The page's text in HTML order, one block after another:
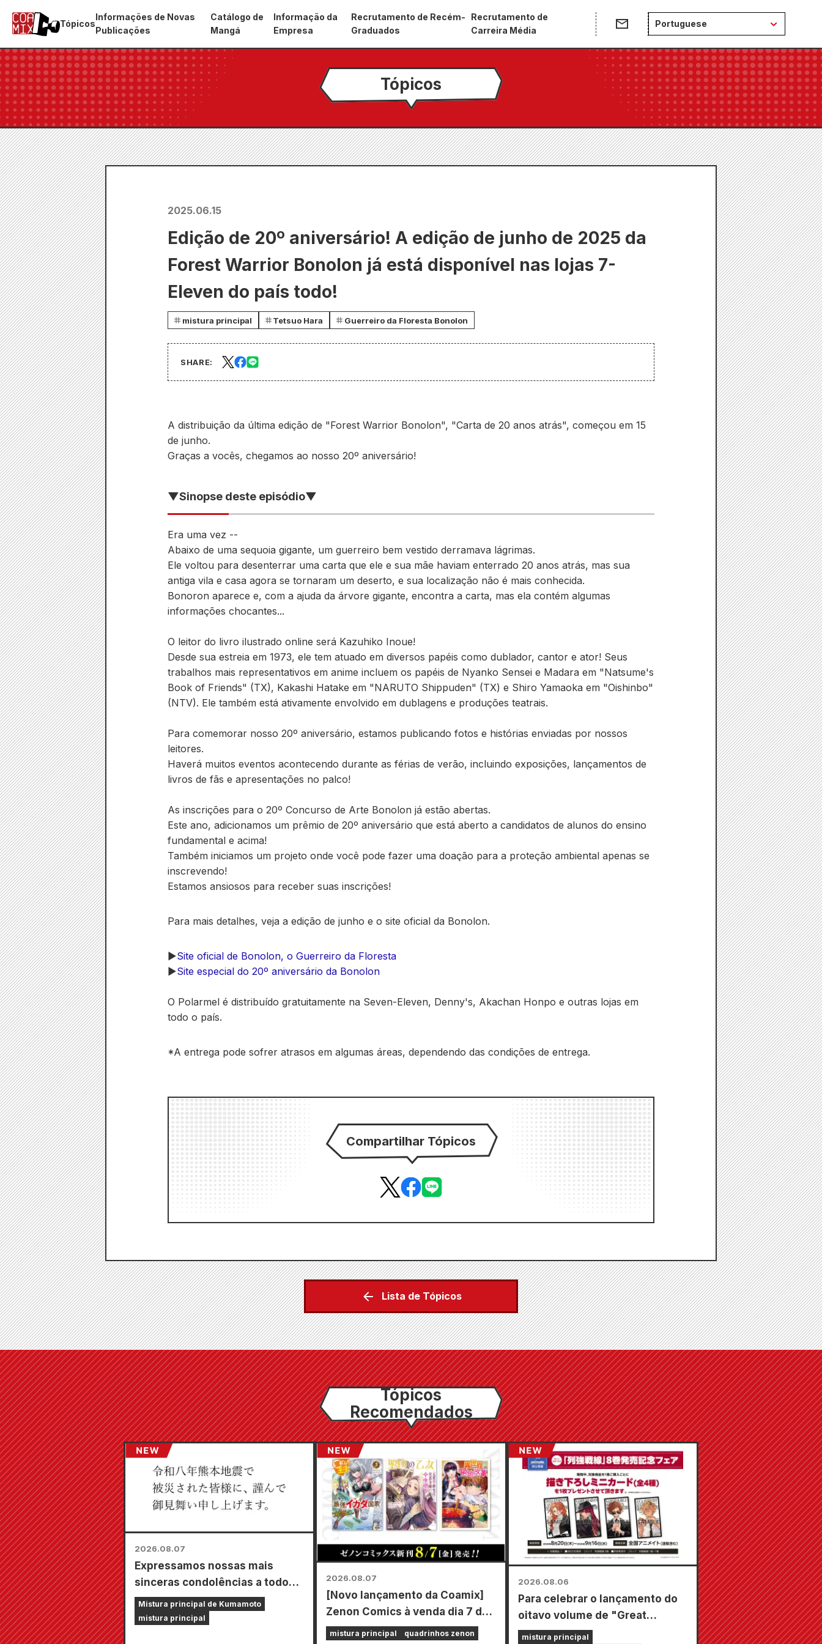
Tópicos
Informações de Novas
Publicações
Catálogo de
Mangá
Informação da
Empresa
Recrutamento de Recém-
Graduados
Recrutamento de
Carreira Média
Portuguese
Tópicos
2025.06.15
Edição de 20º aniversário! A edição de junho de 2025 da
Forest Warrior Bonolon já está disponível nas lojas 7-
Eleven do país todo!
mistura principal Tetsuo Hara Guerreiro da Floresta Bonolon
SHARE:
A distribuição da última edição de "Forest Warrior Bonolon", "Carta de 20 anos atrás", começou em 15
de junho.
Graças a vocês, chegamos ao nosso 20º aniversário!
▼Sinopse deste episódio▼
Era uma vez --
Abaixo de uma sequoia gigante, um guerreiro bem vestido derramava lágrimas.
Ele voltou para desenterrar uma carta que ele e sua mãe haviam enterrado 20 anos atrás, mas sua
antiga vila e casa agora se tornaram um deserto, e sua localização não é mais conhecida.
Bonoron aparece e, com a ajuda da árvore gigante, encontra a carta, mas ela contém algumas
informações chocantes...
O leitor do livro ilustrado online será Kazuhiko Inoue!
Desde sua estreia em 1973, ele tem atuado em diversos papéis como dublador, cantor e ator! Seus
trabalhos mais representativos em anime incluem os papéis de Nyanko Sensei e Madara em "Natsume's
Book of Friends" (TX), Kakashi Hatake em "NARUTO Shippuden" (TX) e Shiro Yamaoka em "Oishinbo"
(NTV). Ele também está ativamente envolvido em dublagens e produções teatrais.
Para comemorar nosso 20º aniversário, estamos publicando fotos e histórias enviadas por nossos
leitores.
Haverá muitos eventos acontecendo durante as férias de verão, incluindo exposições, lançamentos de
livros de fãs e apresentações no palco!
As inscrições para o 20º Concurso de Arte Bonolon já estão abertas.
Este ano, adicionamos um prêmio de 20º aniversário que está aberto a candidatos de alunos do ensino
fundamental e acima!
Também iniciamos um projeto onde você pode fazer uma doação para a proteção ambiental apenas se
inscrevendo!
Estamos ansiosos para receber suas inscrições!
Para mais detalhes, veja a edição de junho e o site oficial da Bonolon.
▶︎Site oficial de Bonolon, o Guerreiro da Floresta
▶︎Site especial do 20º aniversário da Bonolon
O Polarmel é distribuído gratuitamente na Seven-Eleven, Denny's, Akachan Honpo e outras lojas em
todo o país.
*A entrega pode sofrer atrasos em algumas áreas, dependendo das condições de entrega.
Compartilhar Tópicos
Lista de Tópicos
Tópicos
Recomendados
2026.08.07
Expressamos nossas mais
sinceras condolências a todos
os afetados pelo terremoto de
Kumamoto de 2026.
Mistura principal de Kumamoto
mistura principal
2026.08.07
[Novo lançamento da Coamix]
Zenon Comics à venda dia 7 de
agosto (sexta-feira)!
mistura principal quadrinhos zenon
2026.08.06
Para celebrar o lançamento do
oitavo volume de "Great
Powers Frontline", uma feira
mistura principal